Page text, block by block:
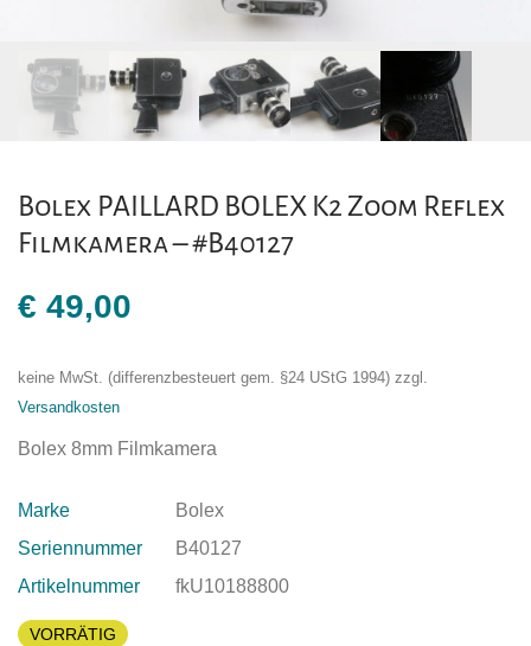
Bolex PAILLARD BOLEX K2 Zoom Reflex
Filmkamera – #B40127
€ 49,00
keine MwSt. (differenzbesteuert gem. §24 UStG 1994) zzgl.
Versandkosten
Bolex 8mm Filmkamera
Marke
Bolex
Seriennummer
B40127
Artikelnummer
fkU10188800
VORRÄTIG